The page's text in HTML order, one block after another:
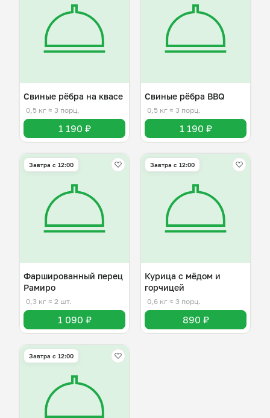
Свиные рёбра на квасе
0,5 кг ≈ 3 порц.
1 190 ₽
Свиные рёбра BBQ
0,5 кг ≈ 3 порц.
1 190 ₽
Завтра c 12:00
Фаршированный перец
Рамиро
0,3 кг ≈ 2 шт.
1 090 ₽
Завтра c 12:00
Курица с мёдом и
горчицей
0,6 кг ≈ 3 порц.
890 ₽
Завтра c 12:00